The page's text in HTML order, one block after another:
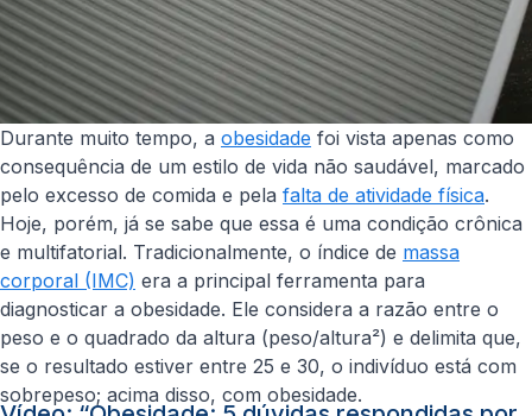
Durante muito tempo, a obesidade foi vista apenas como
consequência de um estilo de vida não saudável, marcado
pelo excesso de comida e pela falta de atividade física.
Hoje, porém, já se sabe que essa é uma condição crônica
e multifatorial. Tradicionalmente, o índice de massa
corporal (IMC) era a principal ferramenta para
diagnosticar a obesidade. Ele considera a razão entre o
peso e o quadrado da altura (peso/altura²) e delimita que,
se o resultado estiver entre 25 e 30, o indivíduo está com
sobrepeso; acima disso, com obesidade.